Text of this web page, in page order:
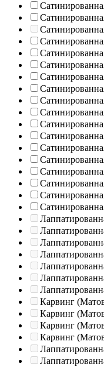
Карвинг
Карвинг
Карвинг
Карвинг